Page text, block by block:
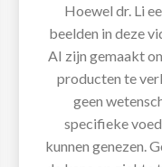
Hoewel dr. Li
beelden in deze
AI zijn gemaakt
producten te
geen
specifieke
kunnen genezen.